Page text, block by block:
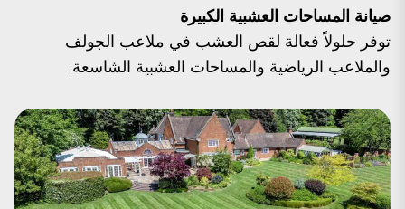
صيانة المساحات العشبية الكبيرة
توفر حلولاً فعالة لقص العشب في ملاعب الجولف
والملاعب الرياضية والمساحات العشبية الشاسعة.